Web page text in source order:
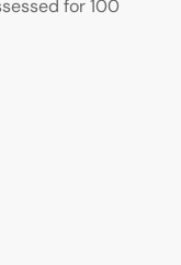
for 100